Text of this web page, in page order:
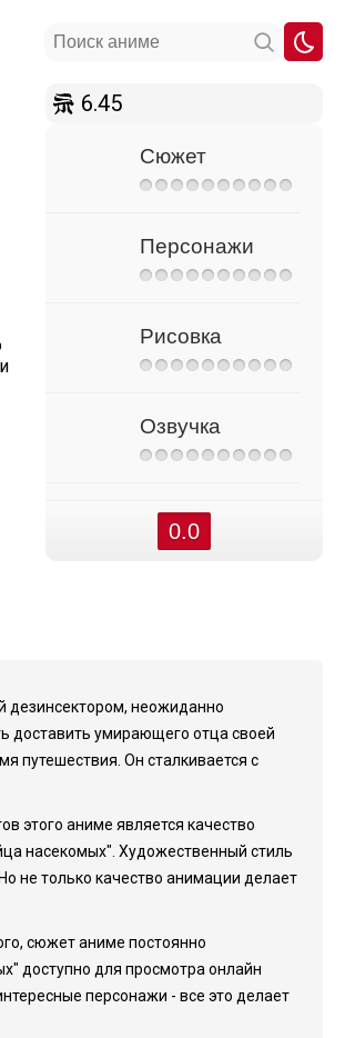
6.45
Сюжет
Персонажи
Рисовка
Озвучка
0.0
дезинсектором, неожиданно
доставить умирающего отца своей
путешествия. Он сталкивается с
этого аниме является качество
насекомых". Художественный стиль
не только качество анимации делает
сюжет аниме постоянно
доступно для просмотра онлайн
персонажи - все это делает